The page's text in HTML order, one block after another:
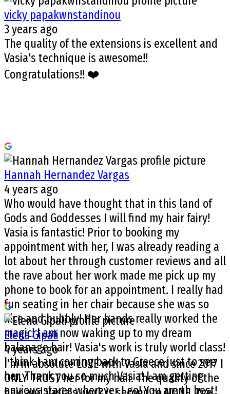
vicky papakwnstandinou
3 years ago
The quality of the extensions is excellent and
Vasia's technique is awesome!!
Congratulations!! ❤️
Hannah Hernandez Vargas
4 years ago
Who would have thought that in this land of
Gods and Goddesses I will find my hair fairy!
Vasia is fantastic! Prior to booking my
appointment with her, I was already reading a
lot about her through customer reviews and all
the rave about her work made me pick up my
phone to book for an appointment. I really had
fun seating in her chair because she was so
nice and bubbly! Her hands really worked the
magic! I am now waking up to my dream
balanage hair! Vasia's work is truly world class!
I think I am coming back to Greece just to see
her. Thank you so much Vasia! I am getting
envious stares wherever I go! You are th best!
Elena Gipali
4 years ago
I'm in absolute LOVE with Vasia and since 2017 I
ONLY TRUST her for my hair. The quality of the